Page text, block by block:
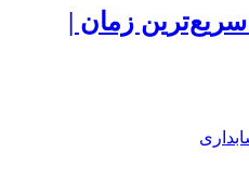
زمان |